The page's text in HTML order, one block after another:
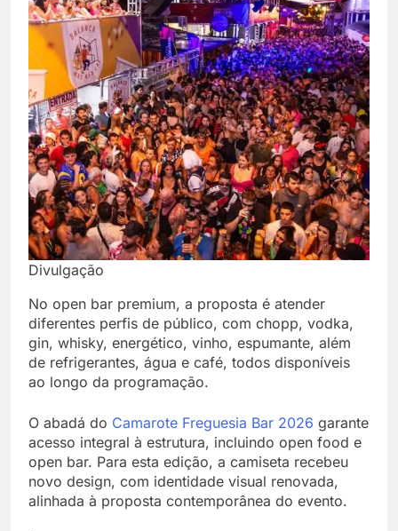
Divulgação
No open bar premium, a proposta é atender
diferentes perfis de público, com chopp, vodka,
gin, whisky, energético, vinho, espumante, além
de refrigerantes, água e café, todos disponíveis
ao longo da programação.
O abadá do Camarote Freguesia Bar 2026 garante
acesso integral à estrutura, incluindo open food e
open bar. Para esta edição, a camiseta recebeu
novo design, com identidade visual renovada,
alinhada à proposta contemporânea do evento.